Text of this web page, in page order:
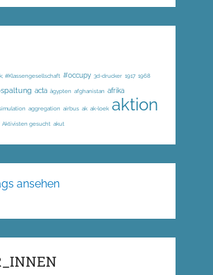
#Klassengesellschaft #occupy 3d-drucker 1917 1968
acta ägypten afghanistan afrika
aggregation airbus ak ak-loek aktion
Aktivisten gesucht akut
ansehen